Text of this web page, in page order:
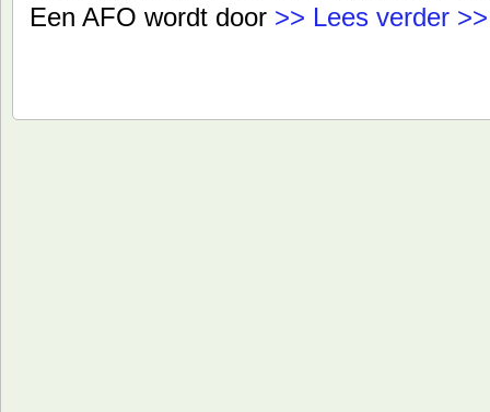
Een AFO wordt door >> Lees verder >>